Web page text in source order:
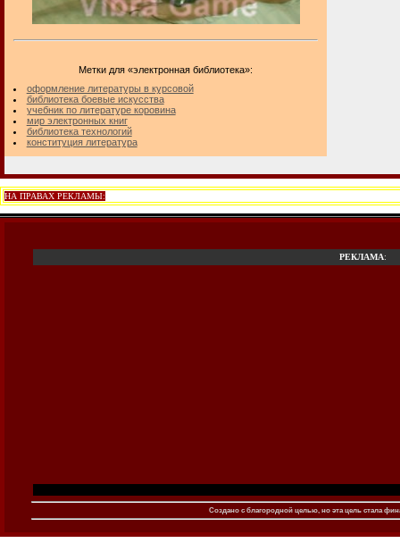
Метки для «электронная библиотека»:
оформление литературы в курсовой
библиотека боевые искусства
учебник по литературе коровина
мир электронных книг
библиотека технологий
конституция литература
НА ПРАВАХ РЕКЛАМЫ:
РЕКЛАМА:
Создано c благородной целью, но эта цель стала